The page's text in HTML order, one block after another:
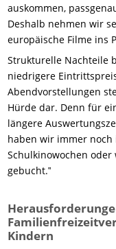
auskommen,
Deshalb nehmen wir
europäische Filme ins
Strukturelle Nachteile
niedrigere
Abendvorstellungen
Hürde dar. Denn für
längere
haben wir immer noch
Schulkinowochen
gebucht.‟
Kindern